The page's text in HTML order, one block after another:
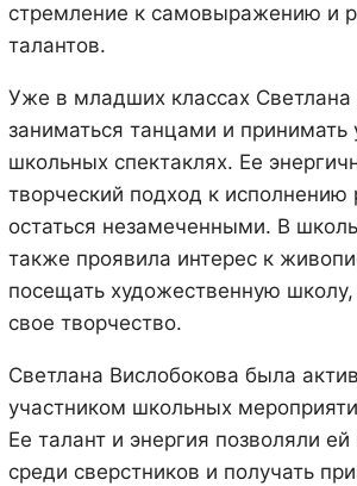
стремление к самовыражению и
талантов.
Уже в младших классах Светлана
заниматься танцами и принимать
школьных спектаклях. Ее
творческий подход к исполнению
остаться незамеченными. В
также проявила интерес к
посещать художественную школу,
свое творчество.
Светлана Вислобокова была
участником школьных
Ее талант и энергия позволяли
среди сверстников и получать